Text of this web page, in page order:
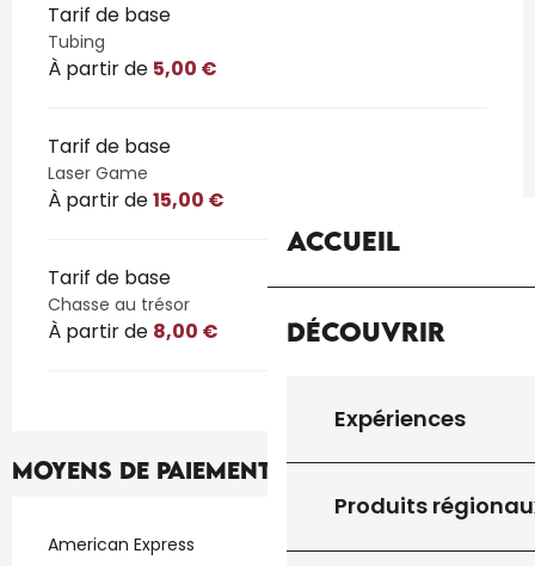
Accueil
Découvrir
Expériences
Produits
Tarif de base
Tubing
À partir de 5,00 €
Tarif de base
Laser Game
À partir de15,00 €
Tarif de base
Chasse au trésor
À partir de 8,00 €
Moyens de paiement
American Express